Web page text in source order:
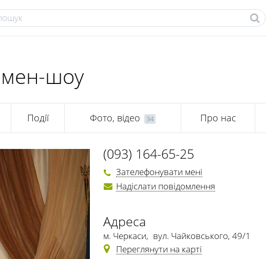
шоу
Події Фото, відео 34 Про нас
(093) 164-65-25
Зателефонувати мені
Надіслати повідомлення
Адреса
м. Черкаси, вул. Чайковського, 49/1
Переглянути на карті